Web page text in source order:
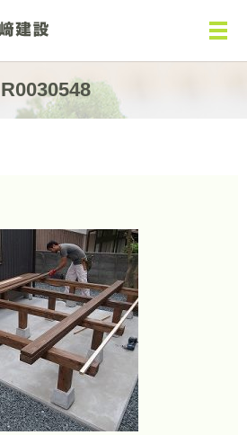
メ
R0030548